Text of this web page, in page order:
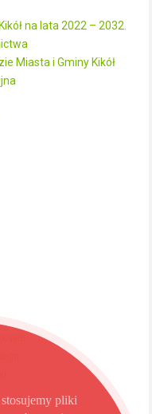
na lata 2022 – 2032.
Miasta i Gminy Kikół
pliki